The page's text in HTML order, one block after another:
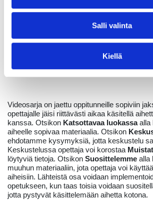
Salli valinta
Kiellä
Pelimaailma ja yhteenveto
tehdään kivoja kaikille?
Videosarja on jaettu oppitunneille sopiviin
opettajalle jäisi riittävästi aikaa käsitellä
kanssa. Otsikon Katsottavaa luokassaalla
aiheelle sopivaa materiaalia. Otsikon
ehdotamme kysymyksiä, jotta keskustelu
Keskustelussa opettaja voi korostaa
löytyviä tietoja. Otsikon Suosittelemme alla
muuhun materiaaliin, jota opettaja voi
aiheisiin. Lähteistä osa voidaan
opetukseen, kun taas toisia voidaan
jotta pystyvät käsittelemään aihetta kotona.